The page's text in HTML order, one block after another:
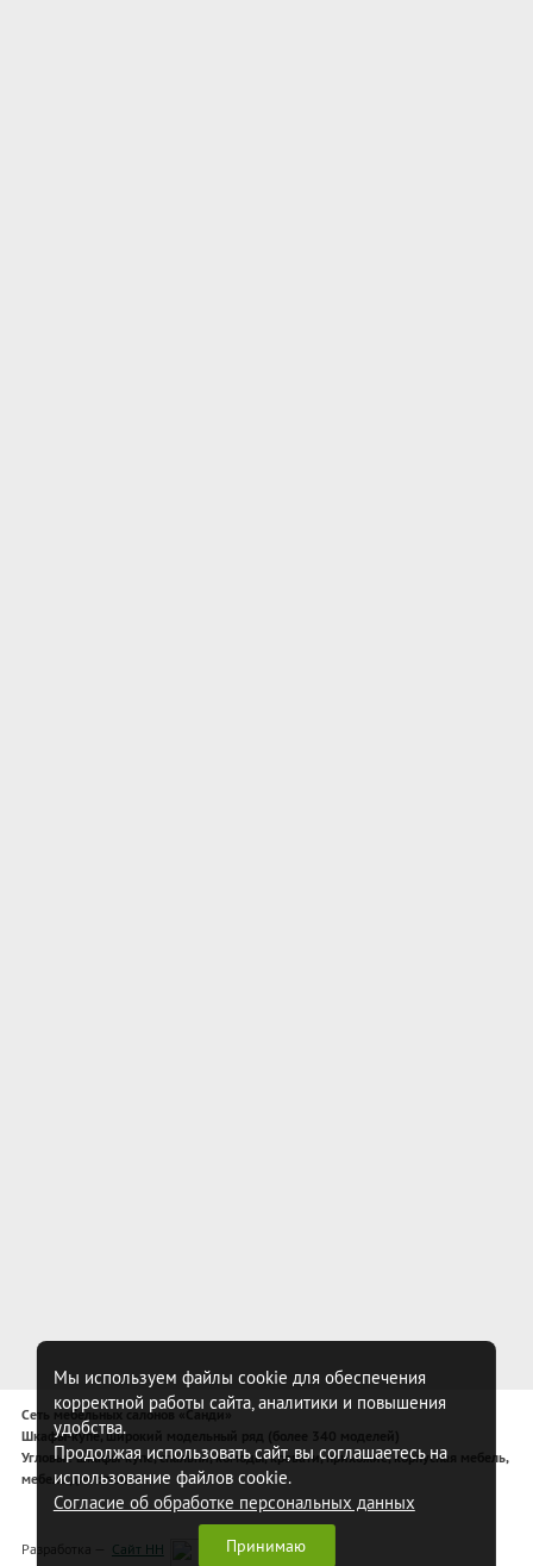
Сеть мебельных салонов «Санди»
Шкафы-купе, широкий модельный ряд (более 340 моделей)
Угловые шкафы-купе, спальни, комоды, кровати, прихожие, корпусная мебель,
мебель для спальни
Разработка — Сайт НН
Мы используем файлы cookie для обеспечения
корректной работы сайта, аналитики и повышения
удобства.
Продолжая использовать сайт, вы соглашаетесь на
использование файлов cookie.
Согласие об обработке персональных данных
Принимаю